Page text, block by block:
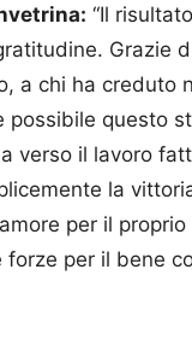
“​Il
Grazie
a chi ha creduto
possibile questo
verso il lavoro
la
per il
per il bene